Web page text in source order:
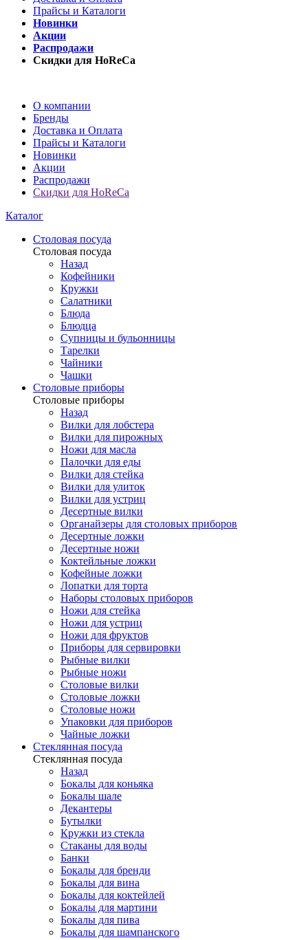
Прайсы и Каталоги
Новинки
Акции
Распродажи
Скидки для HoReCa
О компании
Бренды
Доставка и Оплата
Прайсы и Каталоги
Новинки
Акции
Распродажи
Скидки для HoReCa
Каталог
Столовая посуда
Столовая посуда
Назад
Кофейники
Кружки
Салатники
Блюда
Блюдца
Супницы и бульонницы
Тарелки
Чайники
Чашки
Cтоловые приборы
Cтоловые приборы
Назад
Вилки для лобстера
Вилки для пирожных
Ножи для масла
Палочки для еды
Вилки для стейка
Вилки для улиток
Вилки для устриц
Десертные вилки
Органайзеры для столовых приборов
Десертные ложки
Десертные ножи
Коктейльные ложки
Кофейные ложки
Лопатки для торта
Наборы столовых приборов
Ножи для стейка
Ножи для устриц
Ножи для фруктов
Приборы для сервировки
Рыбные вилки
Рыбные ножи
Столовые вилки
Столовые ложки
Столовые ножи
Упаковки для приборов
Чайные ложки
Стеклянная посуда
Стеклянная посуда
Назад
Бокалы для коньяка
Бокалы шале
Декантеры
Бутылки
Кружки из стекла
Стаканы для воды
Банки
Бокалы для бренди
Бокалы для вина
Бокалы для коктейлей
Бокалы для мартини
Бокалы для пива
Бокалы для шампанского